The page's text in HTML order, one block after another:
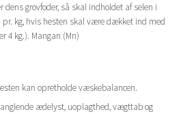
dens grovfoder, så skal indholdet af selen i
kg, hvis hesten skal være dækket ind med
4 kg.). Mangan (Mn)
kan opretholde væskebalancen.
ædelyst, uoplagthed, vægttab og